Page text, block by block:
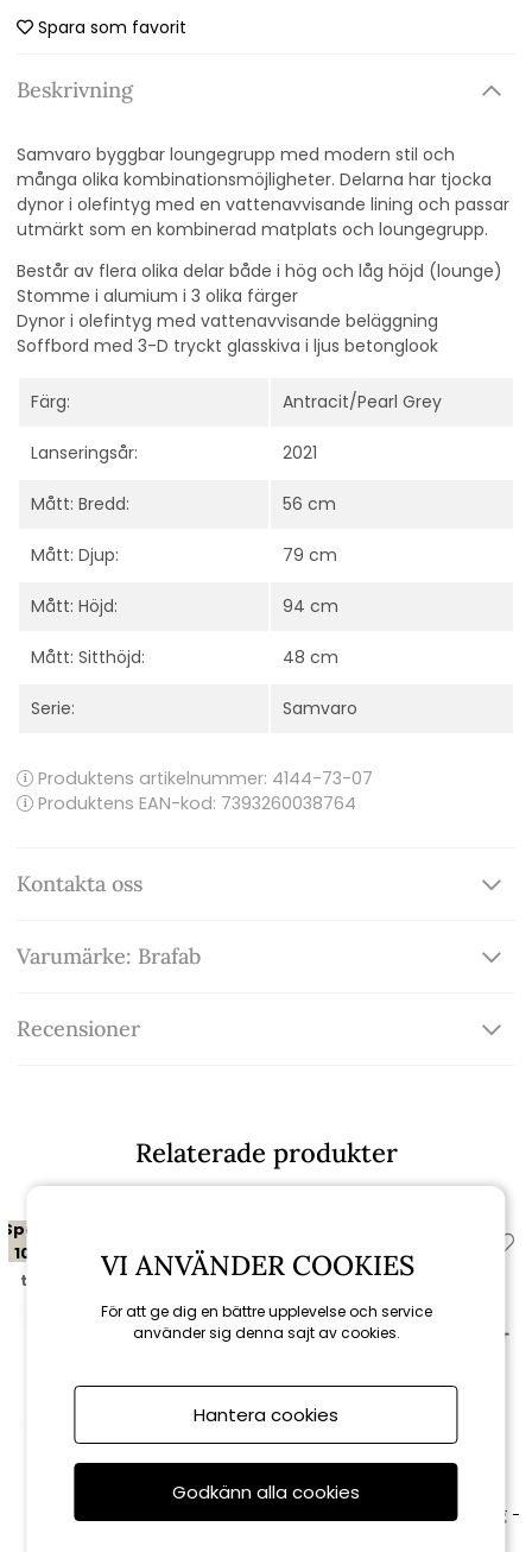
Spara som favorit
Beskrivning
Samvaro byggbar loungegrupp med modern stil och
många olika kombinationsmöjligheter. Delarna har tjocka
dynor i olefintyg med en vattenavvisande lining och passar
utmärkt som en kombinerad matplats och loungegrupp.
Består av flera olika delar både i hög och låg höjd (lounge)
Stomme i alumium i 3 olika färger
Dynor i olefintyg med vattenavvisande beläggning
Soffbord med 3-D tryckt glasskiva i ljus betonglook
Färg: Antracit/Pearl Grey
Lanseringsår: 2021
Mått: Bredd: 56 cm
Mått: Djup: 79 cm
Mått: Höjd: 94 cm
Mått: Sitthöjd: 48 cm
Serie: Samvaro
Produktens artikelnummer: 4144-73-07
Produktens EAN-kod: 7393260038764
Kontakta oss
Varumärke: Brafab
Recensioner
Relaterade produkter
Spara
10%
till 16/8
Samvaro hörndel, hög -
10%
till 16/8
Samvaro 2-sits avslut HV, hög -
VI ANVÄNDER COOKIES
För att ge dig en bättre upplevelse och service
använder sig denna sajt av cookies.
Hantera cookies
Godkänn alla cookies